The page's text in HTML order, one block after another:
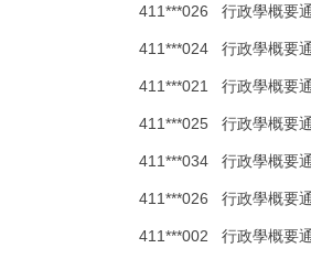
411***026 行政學概要
411***024 行政學概要
411***021 行政學概要
411***025 行政學概要
411***034 行政學概要
411***026 行政學概要
411***002 行政學概要